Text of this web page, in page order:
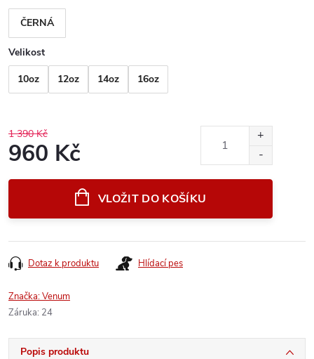
ČERNÁ
Velikost
10oz
12oz 14oz 16oz
1 390 Kč
960 Kč
VLOŽIT DO KOŠÍKU
Dotaz k produktu Hlídací pes
Značka:Venum
Záruka: 24
Popis produktu